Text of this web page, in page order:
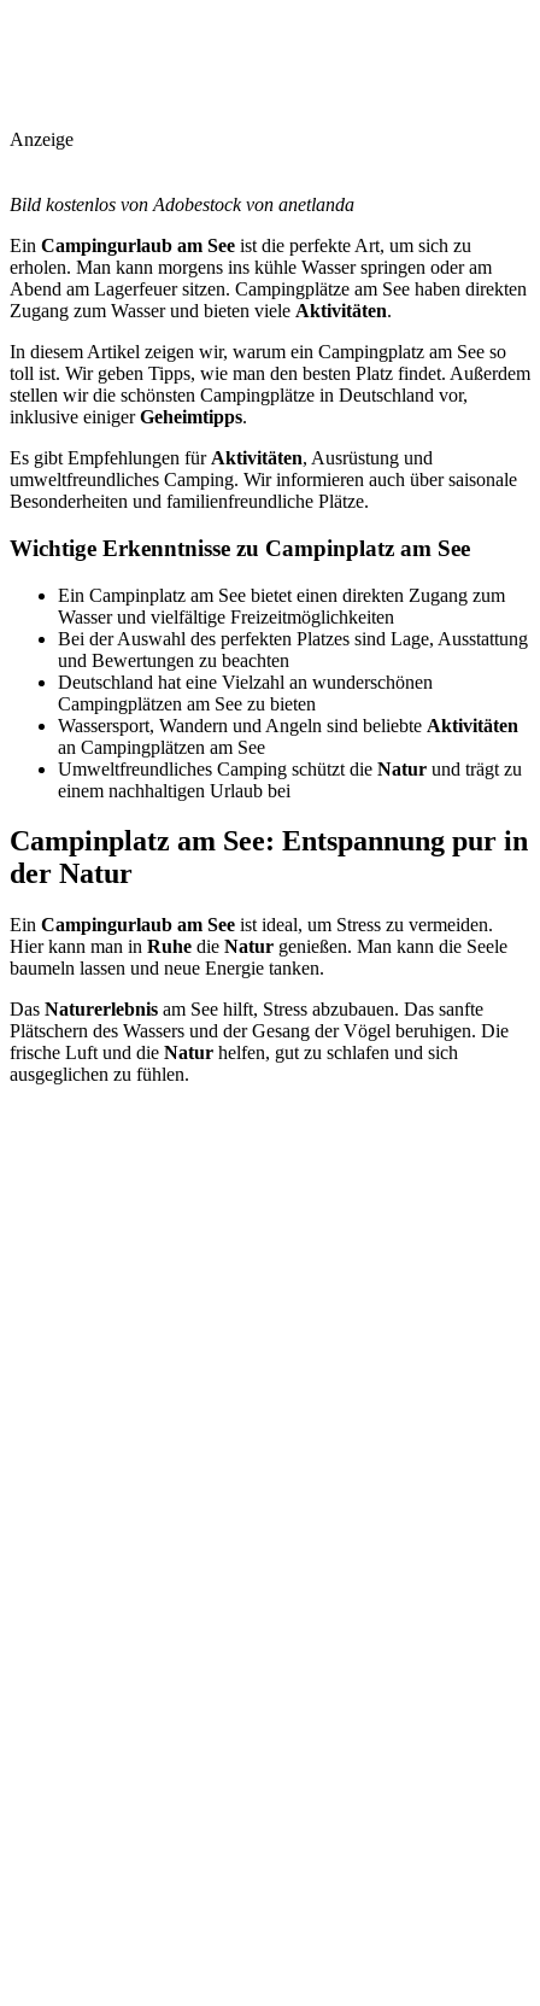
Anzeige
Bild kostenlos von Adobestock von anetlanda
Ein Campingurlaub am See ist die perfekte Art, um sich zu
erholen. Man kann morgens ins kühle Wasser springen oder am
Abend am Lagerfeuer sitzen. Campingplätze am See haben direkten
Zugang zum Wasser und bieten viele Aktivitäten.
In diesem Artikel zeigen wir, warum ein Campingplatz am See so
toll ist. Wir geben Tipps, wie man den besten Platz findet. Außerdem
stellen wir die schönsten Campingplätze in Deutschland vor,
inklusive einigerGeheimtipps.
Es gibt Empfehlungen für Aktivitäten, Ausrüstung und
umweltfreundliches Camping. Wir informieren auch über saisonale
Besonderheiten und familienfreundliche Plätze.
Wichtige Erkenntnisse zu Campinplatz am See
Ein Campinplatz am See bietet einen direkten Zugang zum
Wasser und vielfältige Freizeitmöglichkeiten
Bei der Auswahl des perfekten Platzes sind Lage, Ausstattung
und Bewertungen zu beachten
Deutschland hat eine Vielzahl an wunderschönen
Campingplätzen am See zu bieten
Wassersport, Wandern und Angeln sind beliebte Aktivitäten
an Campingplätzen am See
Umweltfreundliches Camping schützt die Natur und trägt zu
einem nachhaltigen Urlaub bei
Campinplatz am See: Entspannung pur in
der Natur
Ein Campingurlaub am See ist ideal, um Stress zu vermeiden.
Hier kann man in Ruhe die Natur genießen. Man kann die Seele
baumeln lassen und neue Energie tanken.
Das Naturerlebnis am See hilft, Stress abzubauen. Das sanfte
Plätschern des Wassers und der Gesang der Vögel beruhigen. Die
frische Luft und die Natur helfen, gut zu schlafen und sich
ausgeglichen zu fühlen.